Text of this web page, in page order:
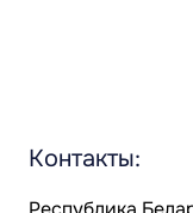
Контакты: